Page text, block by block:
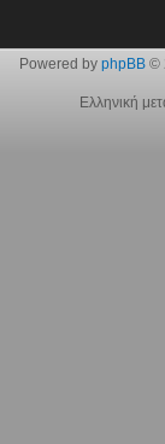
Powered by phpBB©
Ελληνική